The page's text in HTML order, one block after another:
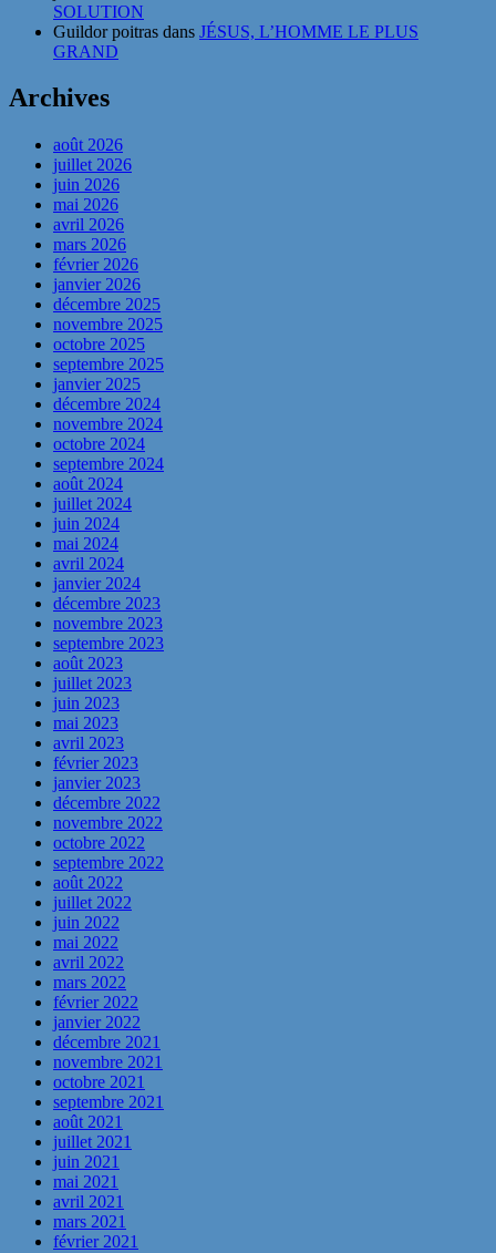
SOLUTION
Guildor poitras dans JÉSUS, L’HOMME LE PLUS
GRAND
Archives
août 2026
juillet 2026
juin 2026
mai 2026
avril 2026
mars 2026
février 2026
janvier 2026
décembre 2025
novembre 2025
octobre 2025
septembre 2025
janvier 2025
décembre 2024
novembre 2024
octobre 2024
septembre 2024
août 2024
juillet 2024
juin 2024
mai 2024
avril 2024
janvier 2024
décembre 2023
novembre 2023
septembre 2023
août 2023
juillet 2023
juin 2023
mai 2023
avril 2023
février 2023
janvier 2023
décembre 2022
novembre 2022
octobre 2022
septembre 2022
août 2022
juillet 2022
juin 2022
mai 2022
avril 2022
mars 2022
février 2022
janvier 2022
décembre 2021
novembre 2021
octobre 2021
septembre 2021
août 2021
juillet 2021
juin 2021
mai 2021
avril 2021
mars 2021
février 2021